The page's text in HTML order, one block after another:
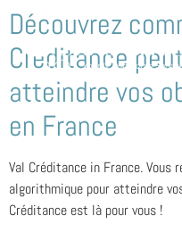
Découvrez
Créditance
atteindre vos
en France
Val Créditance in France. Vous
algorithmique pour atteindre
Créditance est là pour vous !